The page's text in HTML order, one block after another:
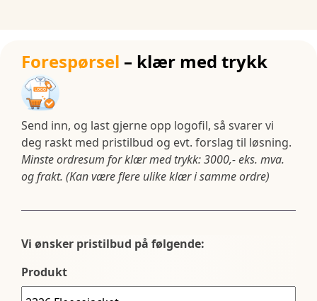
Forespørsel – klær med trykk
Send inn, og last gjerne opp logofil, så svarer vi
deg raskt med pristilbud og evt. forslag til løsning.
Minste ordresum for klær med trykk: 3000,- eks. mva.
og frakt. (Kan være flere ulike klær i samme ordre)
Vi ønsker pristilbud på følgende:
Produkt